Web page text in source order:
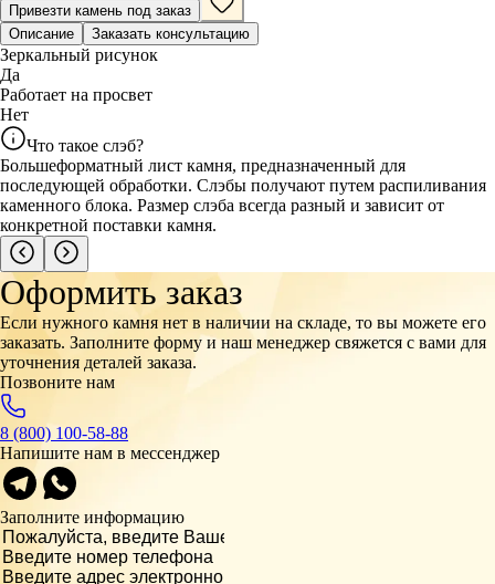
Привезти камень под заказ
Описание
Заказать консультацию
Зеркальный рисунок
Да
Работает на просвет
Нет
Что такое слэб?
Большеформатный лист камня, предназначенный для
последующей обработки. Слэбы получают путем распиливания
каменного блока. Размер слэба всегда разный и зависит от
конкретной поставки камня.
Оформить заказ
Если нужного камня нет в наличии на складе, то вы можете его
заказать. Заполните форму и наш менеджер свяжется с вами для
уточнения деталей заказа.
Позвоните нам
8 (800) 100-58-88
Напишите нам в мессенджер
Заполните информацию